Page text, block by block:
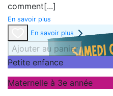
comment[...]
En savoir plus
En savoir plus
Ajouter au panier
Petite enfance
Maternelle à 3e année